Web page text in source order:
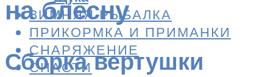
ЗИМНЯЯ РЫБАЛКА
ПРИКОРМКА И ПРИМАНКИ
СНАРЯЖЕНИЕ
СНАСТИ
на блесну
Сборка вертушки